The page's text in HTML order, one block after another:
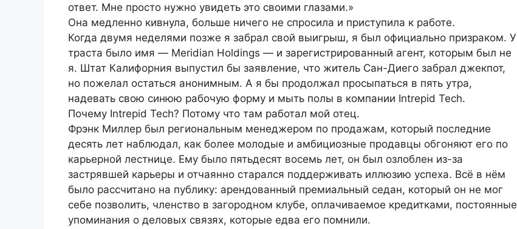
ответ. Мне просто нужно увидеть это своими глазами.»
Она медленно кивнула, больше ничего не спросила и приступила к работе.
Когда двумя неделями позже я забрал свой выигрыш, я был официально призраком. У
траста было имя — Meridian Holdings — и зарегистрированный агент, которым был не
я. Штат Калифорния выпустил бы заявление, что житель Сан-Диего забрал джекпот,
но пожелал остаться анонимным. А я бы продолжал просыпаться в пять утра,
надевать свою синюю рабочую форму и мыть полы в компании Intrepid Tech.
Почему Intrepid Tech? Потому что там работал мой отец.
Фрэнк Миллер был региональным менеджером по продажам, который последние
десять лет наблюдал, как более молодые и амбициозные продавцы обгоняют его по
карьерной лестнице. Ему было пятьдесят восемь лет, он был озлоблен из-за
застрявшей карьеры и отчаянно старался поддерживать иллюзию успеха. Всё в нём
было рассчитано на публику: арендованный премиальный седан, который он не мог
себе позволить, членство в загородном клубе, оплачиваемое кредитками, постоянные
упоминания о деловых связях, которые едва его помнили.